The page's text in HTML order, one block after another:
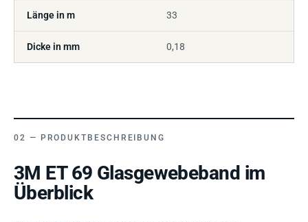
Länge in m 33
Dicke in mm 0,18
PRODUKTBESCHREIBUNG
3M ET 69 Glasgewebeband im
Überblick